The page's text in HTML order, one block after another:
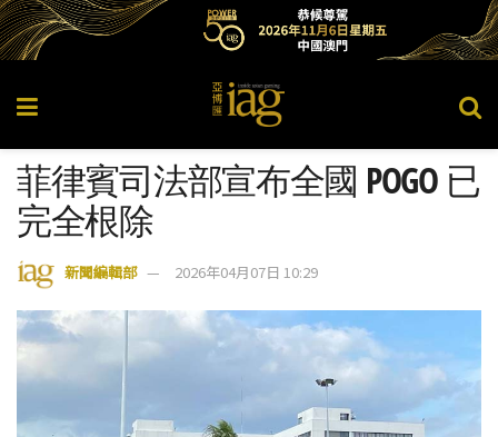
菲律賓司法部宣布全國 POGO 已
完全根除
新聞編輯部 2026年04月07日 10:29